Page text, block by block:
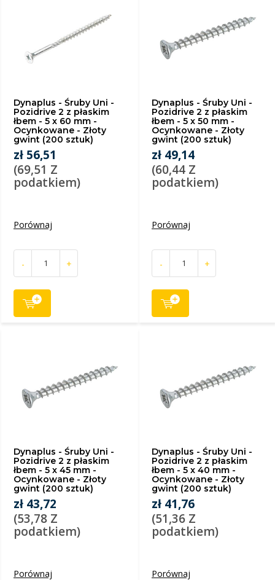
Dynaplus - Śruby Uni -
Pozidrive 2 z płaskim
łbem - 5 x 60 mm -
Ocynkowane - Złoty
gwint (200 sztuk)
zł 56,51
(69,51 Z
podatkiem)
Porównaj
- +
Dynaplus - Śruby Uni -
Pozidrive 2 z płaskim
łbem - 5 x 50 mm -
Ocynkowane - Złoty
gwint (200 sztuk)
zł 49,14
(60,44 Z
podatkiem)
Porównaj
- +
Dynaplus - Śruby Uni -
Pozidrive 2 z płaskim
łbem - 5 x 45 mm -
Ocynkowane - Złoty
gwint (200 sztuk)
zł 43,72
(53,78 Z
podatkiem)
Porównaj
Dynaplus - Śruby Uni -
Pozidrive 2 z płaskim
łbem - 5 x 40 mm -
Ocynkowane - Złoty
gwint (200 sztuk)
zł 41,76
(51,36 Z
podatkiem)
Porównaj